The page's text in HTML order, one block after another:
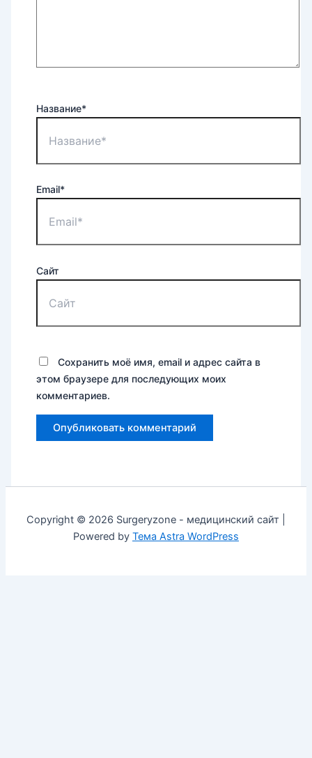
Название*
Email*
Сайт
Сохранить моё имя, email и адрес сайта в
этом браузере для последующих моих
комментариев.
Copyright © 2026 Surgeryzone - медицинский сайт |
Powered by Тема Astra WordPress